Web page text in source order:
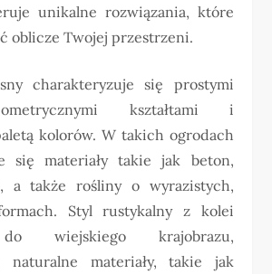
unikalne rozwiązania, które
oblicze Twojej przestrzeni.
charakteryzuje się prostymi
kształtami i
kolorów. W takich ogrodach
się materiały takie jak beton,
a także rośliny o wyrazistych,
Styl rustykalny z kolei
wiejskiego krajobrazu,
naturalne materiały, takie jak